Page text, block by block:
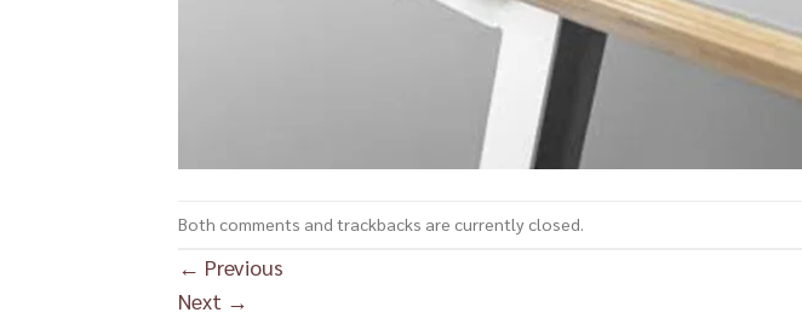
Both comments and trackbacks are currently closed.
← Previous
Next →